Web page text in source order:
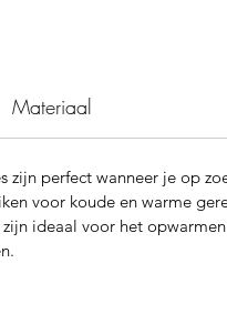
Materiaal
perfect wanneer je op
voor koude en warme
ideaal voor het